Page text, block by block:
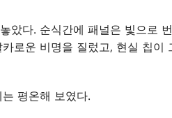
았다. 순식간에 패널은 빛으로
로운 비명을 질렀고, 현실 칩
평온해 보였다.